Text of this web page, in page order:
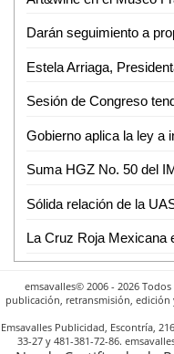
Gobierno aplica la ley a
emsavalles© 2006 - 2026
publicación, retransmisión,
Emsavalles Publicidad, Escontría,
33-27 y 481-381-72-86.